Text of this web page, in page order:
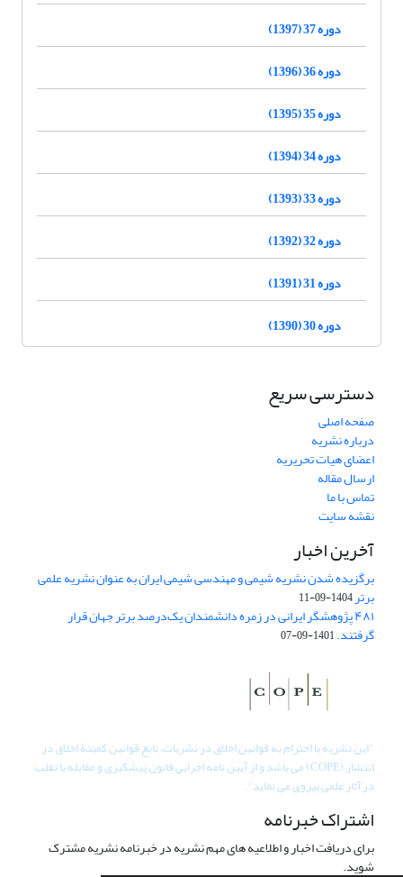
دوره 37 (1397)
دوره 36 (1396)
دوره 35 (1395)
دوره 34 (1394)
دوره 33 (1393)
دوره 32 (1392)
دوره 31 (1391)
دوره 30 (1390)
دسترسی سریع
صفحه اصلی
درباره نشریه
اعضای هیات تحریریه
ارسال مقاله
تماس با ما
نقشه سایت
آخرین اخبار
برگزیده شدن نشریه شیمی و مهندسی شیمی ایران به عنوان نشریه علمی
برتر1404-09-11
۴۸۱ پژوهشگر ایرانی در زمره دانشمندان یک‌درصد برتر جهان قرار
گرفتند.1401-09-07
"این نشریه با احترام به قوانین اخلاق در نشریات، تابع قوانین کمیتۀ اخلاق در
انتشار (COPE) می باشد و از آیین نامه اجرایی قانون پیشگیری و مقابله با تقلب
در آثار علمی پیروی می نماید".
اشتراک خبرنامه
برای دریافت اخبار و اطلاعیه های مهم نشریه در خبرنامه نشریه مشترک
شوید.